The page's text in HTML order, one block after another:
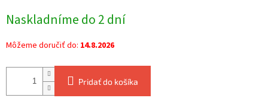
cena:
Naskladníme do 2 dní
Môžeme doručiť do: 14.8.2026
Pridať do košíka